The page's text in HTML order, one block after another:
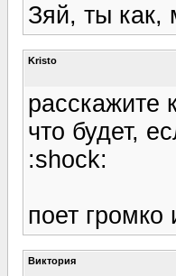
Зяй, ты как,
Kristo
расскажите
что будет,
:shock:
поет громко
Виктория